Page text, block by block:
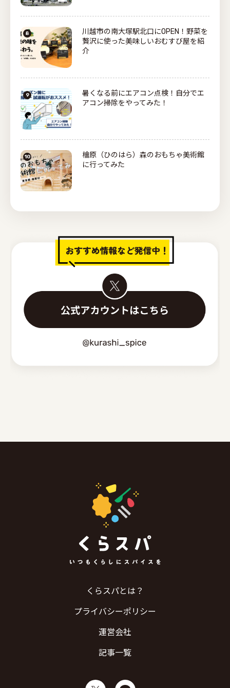
川越市の南大塚駅北口にOPEN！野菜を
贅沢に使った美味しいおむすび屋を紹
介
暑くなる前にエアコン点検！自分でエ
アコン掃除をやってみた！
檜原（ひのはら）森のおもちゃ美術館
に行ってみた
くらスパとは？
プライバシーポリシー
運営会社
記事一覧